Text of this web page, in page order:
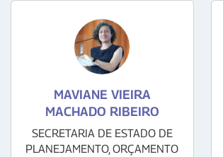
MAVIANE VIEIRA
MACHADO RIBEIRO
SECRETARIA DE ESTADO DE
PLANEJAMENTO, ORÇAMENTO